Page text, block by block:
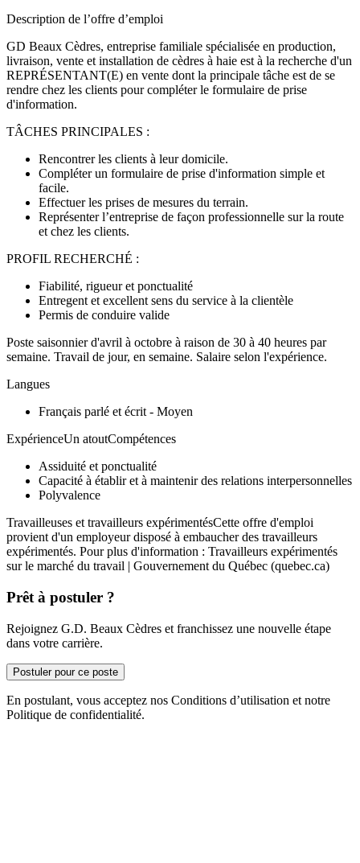
Description de l’offre d’emploi
GD Beaux Cèdres, entreprise familiale spécialisée en production,
livraison, vente et installation de cèdres à haie est à la recherche d'un
REPRÉSENTANT(E) en vente dont la principale tâche est de se
rendre chez les clients pour compléter le formulaire de prise
d'information.
TÂCHES PRINCIPALES :
Rencontrer les clients à leur domicile.
Compléter un formulaire de prise d'information simple et
facile.
Effectuer les prises de mesures du terrain.
Représenter l’entreprise de façon professionnelle sur la route
et chez les clients.
PROFIL RECHERCHÉ :
Fiabilité, rigueur et ponctualité
Entregent et excellent sens du service à la clientèle
Permis de conduire valide
Poste saisonnier d'avril à octobre à raison de 30 à 40 heures par
semaine. Travail de jour, en semaine. Salaire selon l'expérience.
Langues
Français parlé et écrit - Moyen
ExpérienceUn atoutCompétences
Assiduité et ponctualité
Capacité à établir et à maintenir des relations interpersonnelles
Polyvalence
Travailleuses et travailleurs expérimentésCette offre d'emploi
provient d'un employeur disposé à embaucher des travailleurs
expérimentés. Pour plus d'information : Travailleurs expérimentés
sur le marché du travail | Gouvernement du Québec (quebec.ca)
Prêt à postuler ?
Rejoignez G.D. Beaux Cèdres et franchissez une nouvelle étape
dans votre carrière.
Postuler pour ce poste
En postulant, vous acceptez nos Conditions d’utilisation et notre
Politique de confidentialité.